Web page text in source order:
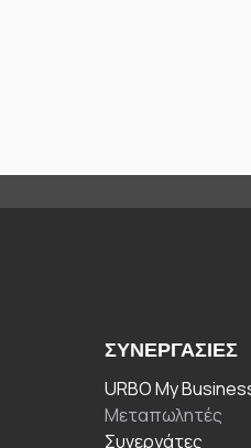
ΣΥΝΕΡΓΑΣΊΕΣ
URBO My
Μεταπωλητές
Συνεργάτες